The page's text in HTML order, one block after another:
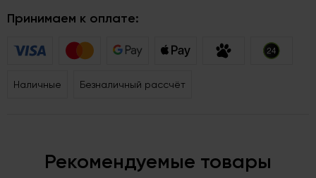
Принимаем к оплате:
Наличные Безналичный рассчёт
Рекомендуемые товары